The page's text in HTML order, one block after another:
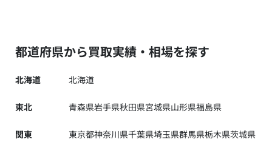
都道府県から買取実績・相場を探す
北海道 北海道
東北 青森県岩手県秋田県宮城県山形県福島県
関東 東京都神奈川県千葉県埼玉県群馬県栃木県茨城県